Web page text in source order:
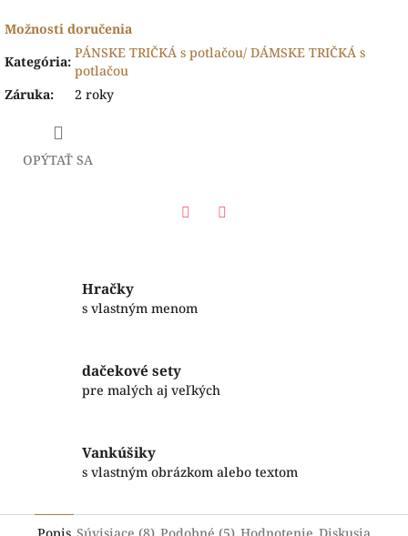
Možnosti doručenia
Kategória:
PÁNSKE TRIČKÁ s potlačou/ DÁMSKE TRIČKÁ s
potlačou
Záruka: 2 roky
OPÝTAŤ SA
Hračky
s vlastným menom
dačekové sety
pre malých aj veľkých
Vankúšiky
s vlastným obrázkom alebo textom